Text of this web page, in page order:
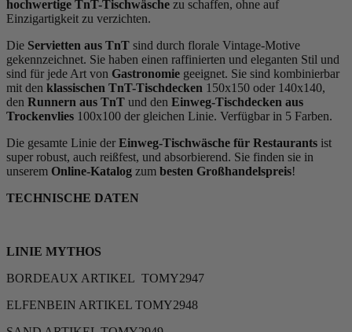
hochwertige TnT-Tischwäsche zu schaffen, ohne auf
Einzigartigkeit zu verzichten.
Die Servietten aus TnT sind durch florale Vintage-Motive
gekennzeichnet. Sie haben einen raffinierten und eleganten Stil und
sind für jede Art von Gastronomie geeignet. Sie sind kombinierbar
mit den klassischen TnT-Tischdecken 150x150 oder 140x140,
den Runnern aus TnT und den Einweg-Tischdecken aus
Trockenvlies 100x100 der gleichen Linie. Verfügbar in 5 Farben.
Die gesamte Linie der Einweg-Tischwäsche für Restaurants ist
super robust, auch reißfest, und absorbierend. Sie finden sie in
unserem Online-Katalog zum besten Großhandelspreis!
TECHNISCHE DATEN
LINIE MYTHOS
BORDEAUX ARTIKEL TOMY2947
ELFENBEIN ARTIKEL TOMY2948